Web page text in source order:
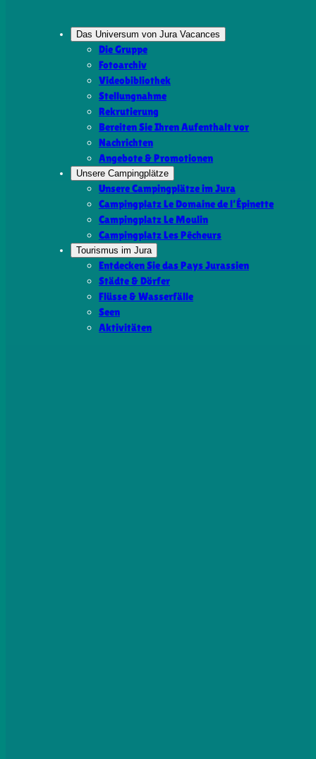
Das Universum von Jura Vacances
Die Gruppe
Fotoarchiv
Videobibliothek
Stellungnahme
Rekrutierung
Bereiten Sie Ihren Aufenthalt vor
Nachrichten
Angebote & Promotionen
Unsere Campingplätze
Unsere Campingplätze im Jura
Campingplatz Le Domaine de l’Épinette
Campingplatz Le Moulin
Campingplatz Les Pêcheurs
Tourismus im Jura
Entdecken Sie das Pays Jurassien
Städte & Dörfer
Flüsse & Wasserfälle
Seen
Aktivitäten